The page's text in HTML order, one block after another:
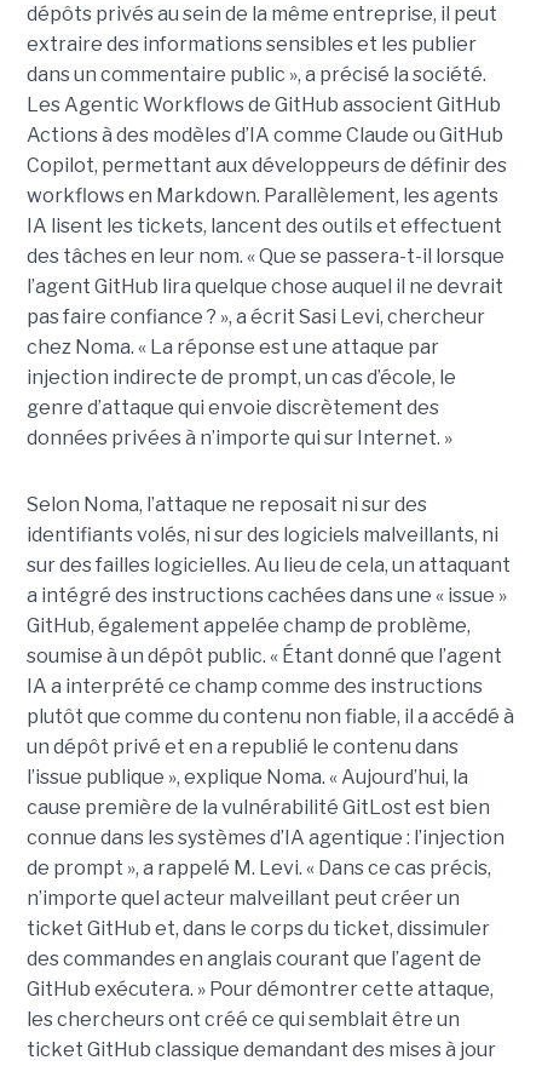
dépôts privés au sein de la même entreprise, il peut
extraire des informations sensibles et les publier
dans un commentaire public », a précisé la société.
Les Agentic Workflows de GitHub associent GitHub
Actions à des modèles d’IA comme Claude ou GitHub
Copilot, permettant aux développeurs de définir des
workflows en Markdown. Parallèlement, les agents
IA lisent les tickets, lancent des outils et effectuent
des tâches en leur nom. « Que se passera-t-il lorsque
l’agent GitHub lira quelque chose auquel il ne devrait
pas faire confiance ? », a écrit Sasi Levi, chercheur
chez Noma. « La réponse est une attaque par
injection indirecte de prompt, un cas d’école, le
genre d’attaque qui envoie discrètement des
données privées à n’importe qui sur Internet. »
Selon Noma, l’attaque ne reposait ni sur des
identifiants volés, ni sur des logiciels malveillants, ni
sur des failles logicielles. Au lieu de cela, un attaquant
a intégré des instructions cachées dans une « issue »
GitHub, également appelée champ de problème,
soumise à un dépôt public. « Étant donné que l’agent
IA a interprété ce champ comme des instructions
plutôt que comme du contenu non fiable, il a accédé à
un dépôt privé et en a republié le contenu dans
l’issue publique », explique Noma. « Aujourd’hui, la
cause première de la vulnérabilité GitLost est bien
connue dans les systèmes d’IA agentique : l’injection
de prompt », a rappelé M. Levi. « Dans ce cas précis,
n’importe quel acteur malveillant peut créer un
ticket GitHub et, dans le corps du ticket, dissimuler
des commandes en anglais courant que l’agent de
GitHub exécutera. » Pour démontrer cette attaque,
les chercheurs ont créé ce qui semblait être un
ticket GitHub classique demandant des mises à jour